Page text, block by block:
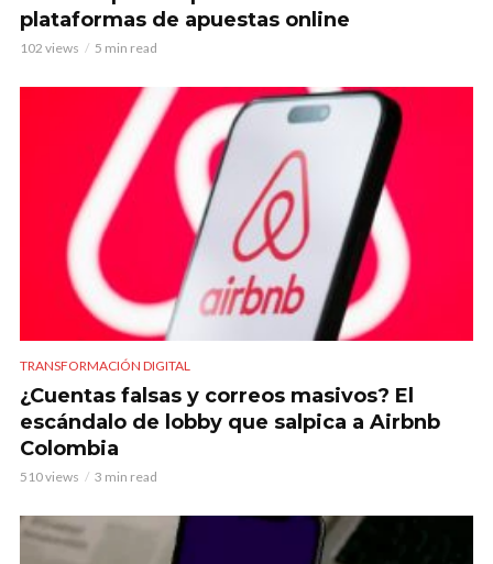
plataformas de apuestas online
102 views 5 min read
TRANSFORMACIÓN DIGITAL
¿Cuentas falsas y correos masivos? El
escándalo de lobby que salpica a Airbnb
Colombia
510 views 3 min read